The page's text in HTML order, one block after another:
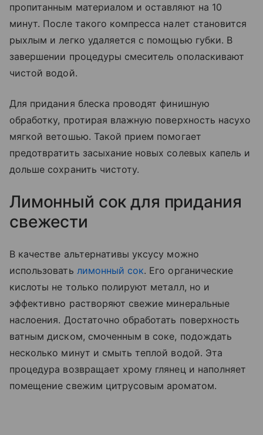
пропитанным материалом и оставляют на 10
минут. После такого компресса налет становится
рыхлым и легко удаляется с помощью губки. В
завершении процедуры смеситель ополаскивают
чистой водой.
Для придания блеска проводят финишную
обработку, протирая влажную поверхность насухо
мягкой ветошью. Такой прием помогает
предотвратить засыхание новых солевых капель и
дольше сохранить чистоту.
Лимонный сок для придания
свежести
В качестве альтернативы уксусу можно
использовать лимонный сок. Его органические
кислоты не только полируют металл, но и
эффективно растворяют свежие минеральные
наслоения. Достаточно обработать поверхность
ватным диском, смоченным в соке, подождать
несколько минут и смыть теплой водой. Эта
процедура возвращает хрому глянец и наполняет
помещение свежим цитрусовым ароматом.